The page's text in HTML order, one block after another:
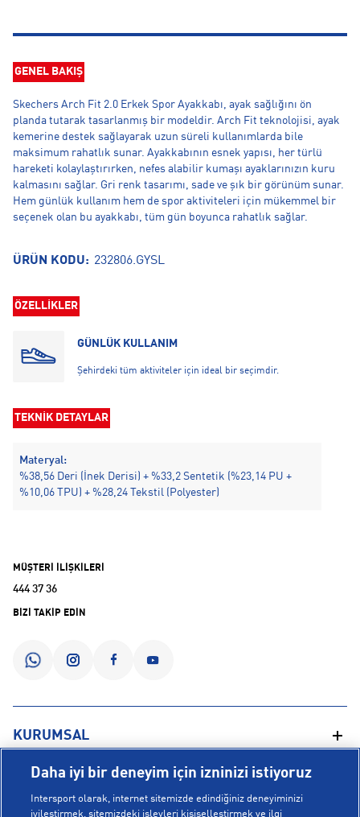
GENEL BAKIŞ
Skechers Arch Fit 2.0 Erkek Spor Ayakkabı, ayak sağlığını ön
planda tutarak tasarlanmış bir modeldir. Arch Fit teknolojisi, ayak
kemerine destek sağlayarak uzun süreli kullanımlarda bile
maksimum rahatlık sunar. Ayakkabının esnek yapısı, her türlü
hareketi kolaylaştırırken, nefes alabilir kumaşı ayaklarınızın kuru
kalmasını sağlar. Gri renk tasarımı, sade ve şık bir görünüm sunar.
Hem günlük kullanım hem de spor aktiviteleri için mükemmel bir
seçenek olan bu ayakkabı, tüm gün boyunca rahatlık sağlar.
ÜRÜN KODU: 232806.GYSL
ÖZELLİKLER
GÜNLÜK KULLANIM
Şehirdeki tüm aktiviteler için ideal bir seçimdir.
TEKNİK DETAYLAR
Materyal:
%38,56 Deri (İnek Derisi) + %33,2 Sentetik (%23,14 PU +
%10,06 TPU) + %28,24 Tekstil (Polyester)
MÜŞTERİ İLİŞKİLERİ
444 37 36
BİZİ TAKİP EDİN
KURUMSAL
Hakkımızda
Mağazalarımız
YARDIM
Daha iyi bir deneyim için izninizi istiyoruz
Intersport olarak, internet sitemizde edindiğiniz deneyiminizi
iyileştirmek, sitemizdeki işlevleri kişiselleştirmek ve ilgi